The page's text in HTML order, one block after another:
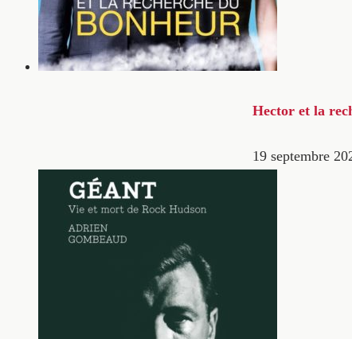
Hector et la
19 septembre